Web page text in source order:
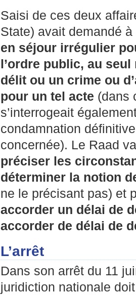
Saisi de ces deux
State) avait demandé
en séjour irrégulier
l’ordre public, au
délit ou un crime ou
pour un tel acte (dans
s’interrogeait
condamnation
concernée). Le Raad
préciser les
déterminer la notion
ne le précisant pas) et
accorder un délai de
accorder de délai de
L’arrêt
Dans son arrêt du 11
juridiction nationale